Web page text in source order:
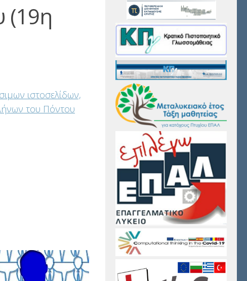
(19η
ιστοσελίδων,
του Πόντου